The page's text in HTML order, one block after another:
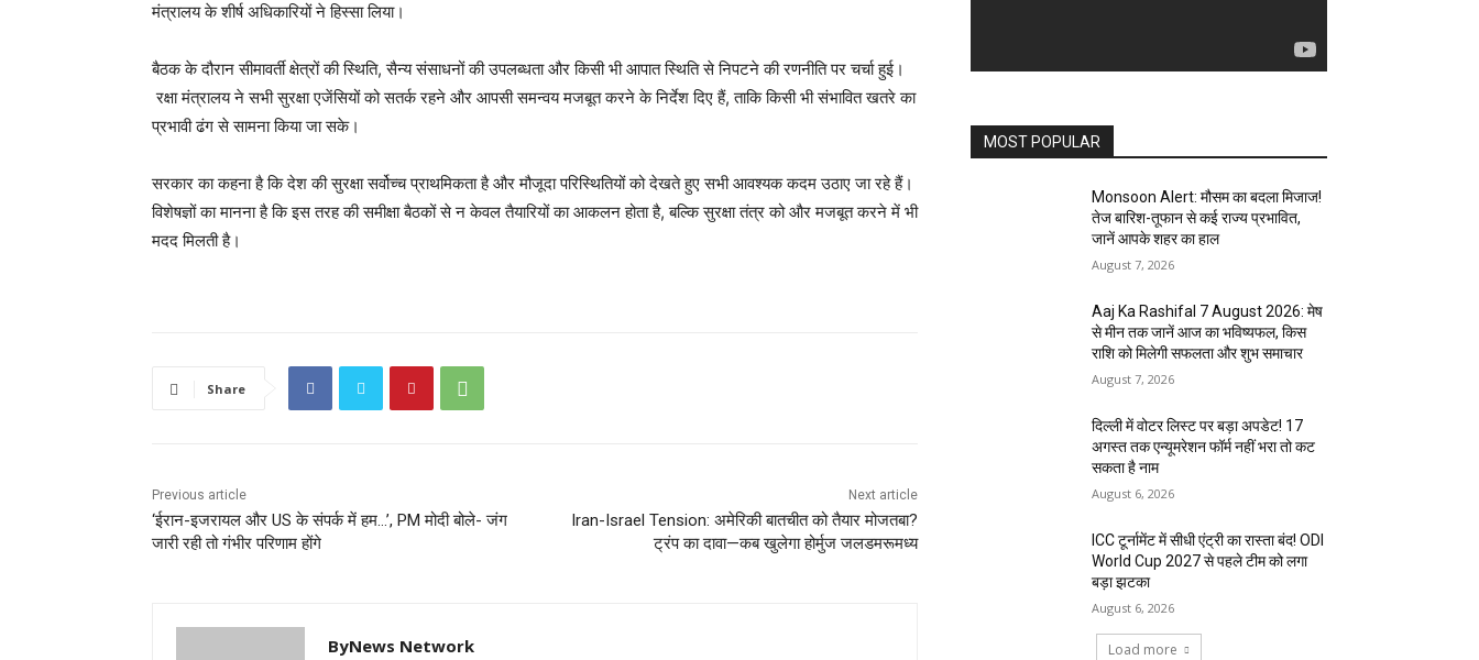
मंत्रालय के शीर्ष अधिकारियों ने हिस्सा लिया।
बैठक के दौरान सीमावर्ती क्षेत्रों की स्थिति, सैन्य संसाधनों की उपलब्धता और किसी भी आपात स्थिति से निपटने की रणनीति पर चर्चा हुई।
रक्षा मंत्रालय ने सभी सुरक्षा एजेंसियों को सतर्क रहने और आपसी समन्वय मजबूत करने के निर्देश दिए हैं, ताकि किसी भी संभावित खतरे का
प्रभावी ढंग से सामना किया जा सके।
सरकार का कहना है कि देश की सुरक्षा सर्वोच्च प्राथमिकता है और मौजूदा परिस्थितियों को देखते हुए सभी आवश्यक कदम उठाए जा रहे हैं।
विशेषज्ञों का मानना है कि इस तरह की समीक्षा बैठकों से न केवल तैयारियों का आकलन होता है, बल्कि सुरक्षा तंत्र को और मजबूत करने में भी
मदद मिलती है।
Share
Previous article
‘ईरान-इजरायल और US के संपर्क में हम…’, PM मोदी बोले- जंग
जारी रही तो गंभीर परिणाम होंगे
Next article
Iran-Israel Tension: अमेरिकी बातचीत को तैयार मोजतबा?
ट्रंप का दावा—कब खुलेगा होर्मुज जलडमरूमध्य
ByNews Network
MOST POPULAR
Monsoon Alert: मौसम का बदला मिजाज!
तेज बारिश-तूफान से कई राज्य प्रभावित,
जानें आपके शहर का हाल
August 7, 2026
Aaj Ka Rashifal 7 August 2026: मेष
से मीन तक जानें आज का भविष्यफल, किस
राशि को मिलेगी सफलता और शुभ समाचार
August 7, 2026
दिल्ली में वोटर लिस्ट पर बड़ा अपडेट! 17
अगस्त तक एन्यूमरेशन फॉर्म नहीं भरा तो कट
सकता है नाम
August 6, 2026
ICC टूर्नामेंट में सीधी एंट्री का रास्ता बंद! ODI
World Cup 2027 से पहले टीम को लगा
बड़ा झटका
August 6, 2026
Load more